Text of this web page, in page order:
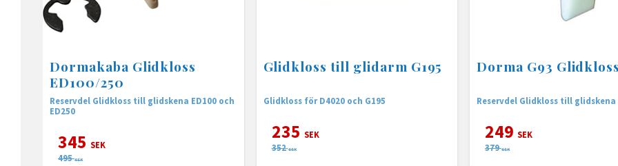
Dormakaba Glidkloss
ED100/250
Reservdel Glidkloss till glidskena ED100 och
ED250
345 SEK
495 SEK
Glidkloss till glidarm G195
Glidkloss för D4020 och G195
235 SEK
352 SEK
Dorma G93 Glidkloss
Reservdel Glidkloss till glidskena
249 SEK
379 SEK